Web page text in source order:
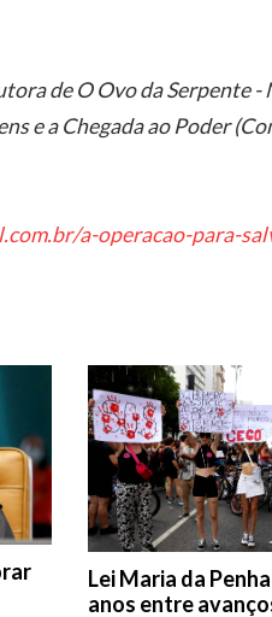
de O Ovo da Serpente
e a Chegada ao Poder
a-operacao-para-
Lei Maria da
anos entre